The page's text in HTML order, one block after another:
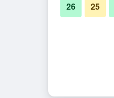
25
26